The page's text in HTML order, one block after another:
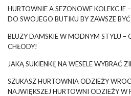
HURTOWNIE A SEZONOWE KOLEKCJE
DO SWOJEGO BUTIKU BY ZAWSZE
BLUZY DAMSKIE W MODNYM STYLU –
CHŁODY!
JAKĄ SUKIENKĘ NA WESELE WYBRAĆ
SZUKASZ HURTOWNIA ODZIEŻY
NAJWIĘKSZEJ HURTOWNI ODZIEŻY W